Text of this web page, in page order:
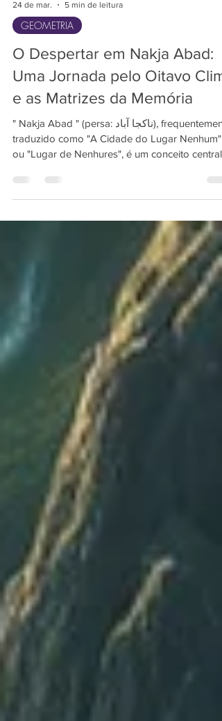
24 de mar. 5 min de leitura
GEOMETRIA
O Despertar em Nakja Abad:
Uma Jornada pelo Oitavo
e as Matrizes da Memória
ou "Lugar de Nenhures", é um conceito central
explorado pelo filósofo Henry Corbin ao
as obras de Ibn 'Arabi e os místicos persas. O
termo, popularizado por filósofos como
al-Din Suhrawardi ", serve para localizar o "não-
lugar" que é, paradoxalmente, a realidade mais
autêntica para a alma em sua jornada espiritual.